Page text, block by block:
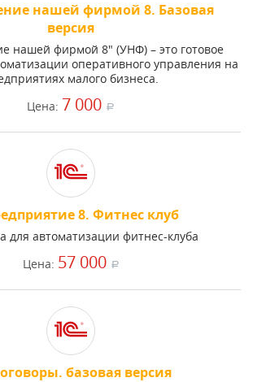
нашей фирмой 8. Базовая
версия
нашей фирмой 8" (УНФ) – это готовое
оперативного управления на
малого бизнеса.
Цена: 7 000 a
8. Фитнес клуб
для автоматизации фитнес-клуба
Цена: 57 000 a
базовая версия